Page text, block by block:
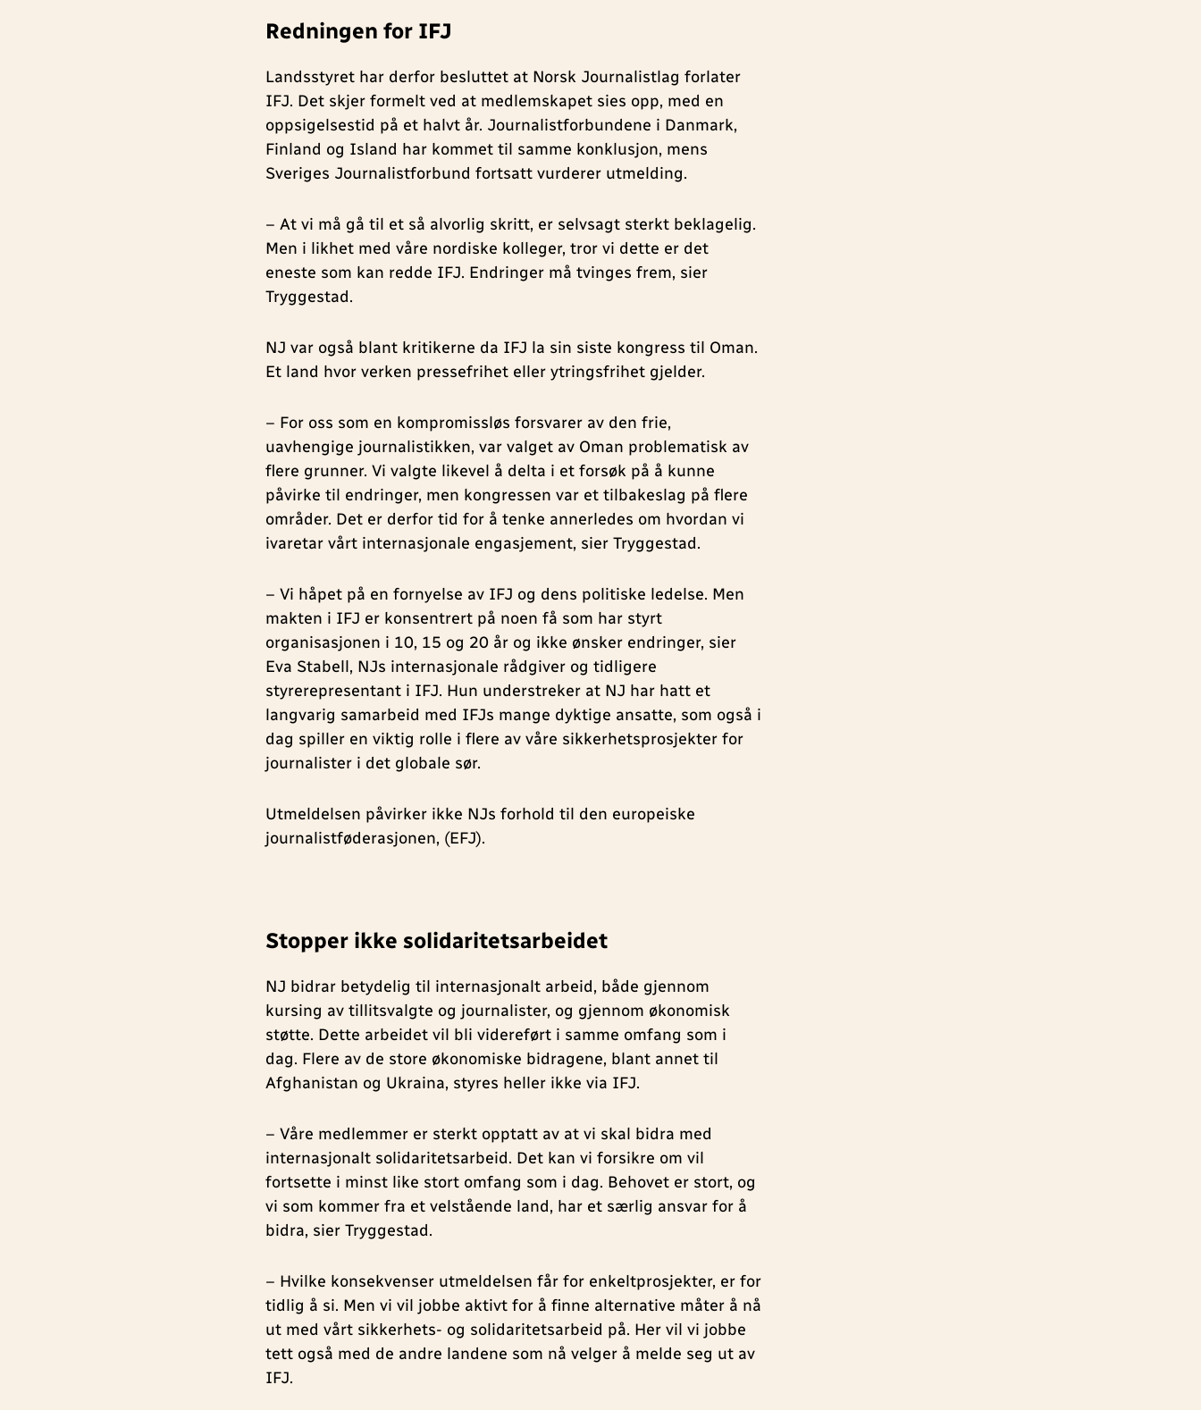
Redningen for IFJ
Landsstyret har derfor besluttet at Norsk Journalistlag forlater
IFJ. Det skjer formelt ved at medlemskapet sies opp, med en
oppsigelsestid på et halvt år. Journalistforbundene i Danmark,
Finland og Island har kommet til samme konklusjon, mens
Sveriges Journalistforbund fortsatt vurderer utmelding.
– At vi må gå til et så alvorlig skritt, er selvsagt sterkt beklagelig.
Men i likhet med våre nordiske kolleger, tror vi dette er det
eneste som kan redde IFJ. Endringer må tvinges frem, sier
Tryggestad.
NJ var også blant kritikerne da IFJ la sin siste kongress til Oman.
Et land hvor verken pressefrihet eller ytringsfrihet gjelder.
– For oss som en kompromissløs forsvarer av den frie,
uavhengige journalistikken, var valget av Oman problematisk av
flere grunner. Vi valgte likevel å delta i et forsøk på å kunne
påvirke til endringer, men kongressen var et tilbakeslag på flere
områder. Det er derfor tid for å tenke annerledes om hvordan vi
ivaretar vårt internasjonale engasjement, sier Tryggestad.
– Vi håpet på en fornyelse av IFJ og dens politiske ledelse. Men
makten i IFJ er konsentrert på noen få som har styrt
organisasjonen i 10, 15 og 20 år og ikke ønsker endringer, sier
Eva Stabell, NJs internasjonale rådgiver og tidligere
styrerepresentant i IFJ. Hun understreker at NJ har hatt et
langvarig samarbeid med IFJs mange dyktige ansatte, som også i
dag spiller en viktig rolle i flere av våre sikkerhetsprosjekter for
journalister i det globale sør.
Utmeldelsen påvirker ikke NJs forhold til den europeiske
journalistføderasjonen, (EFJ).
Stopper ikke solidaritetsarbeidet
NJ bidrar betydelig til internasjonalt arbeid, både gjennom
kursing av tillitsvalgte og journalister, og gjennom økonomisk
støtte. Dette arbeidet vil bli videreført i samme omfang som i
dag. Flere av de store økonomiske bidragene, blant annet til
Afghanistan og Ukraina, styres heller ikke via IFJ.
– Våre medlemmer er sterkt opptatt av at vi skal bidra med
internasjonalt solidaritetsarbeid. Det kan vi forsikre om vil
fortsette i minst like stort omfang som i dag. Behovet er stort, og
vi som kommer fra et velstående land, har et særlig ansvar for å
bidra, sier Tryggestad.
– Hvilke konsekvenser utmeldelsen får for enkeltprosjekter, er for
tidlig å si. Men vi vil jobbe aktivt for å finne alternative måter å nå
ut med vårt sikkerhets- og solidaritetsarbeid på. Her vil vi jobbe
tett også med de andre landene som nå velger å melde seg ut av
IFJ.